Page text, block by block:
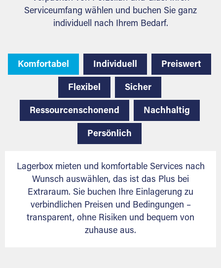
Serviceumfang wählen und buchen Sie ganz
individuell nach Ihrem Bedarf.
Komfortabel Individuell Preiswert
Flexibel Sicher
Ressourcenschonend Nachhaltig
Persönlich
Lagerbox mieten und komfortable Services nach
Wunsch auswählen, das ist das Plus bei
Extraraum. Sie buchen Ihre Einlagerung zu
verbindlichen Preisen und Bedingungen –
transparent, ohne Risiken und bequem von
zuhause aus.